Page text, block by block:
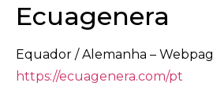
Ecuagenera
Equador / Alemanha –
https://ecuagenera.com/pt